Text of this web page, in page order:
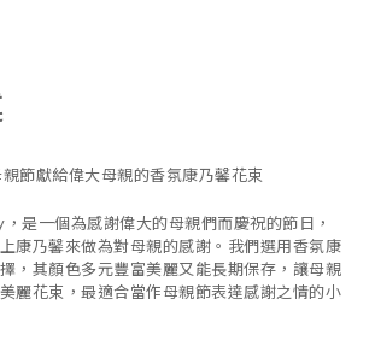
親節獻給偉大母親的香氛康乃馨花束
是一個為感謝偉大的母親們而慶祝的節日，
康乃馨來做為對母親的感謝。我們選用香氛康
，其顏色多元豐富美麗又能長期保存，讓母親
麗花束，最適合當作母親節表達感謝之情的小